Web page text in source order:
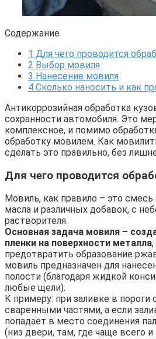
Содержание
1 Для чего проводится
2 Выбор мовиля
3 Нанесение мовиля
4 Сколько наносить и как
Антикоррозийная обработка
сохранности автомобиля. Это
комплексное, и помимо
обработку мовилем. Как
сделать это правильно, без
Для чего проводится
Мовиль, как правило – это
масла и различных добавок, с
растворителя.
Основная задача мовиля –
пленки на поверхности металла
предотвратить образование
мовиль предназначен для
полости (благодаря жидкой
любые щели).
К примеру: при заливке в
сваренными частями, а если
попадает в место соединения
(низ двери, там, где чаще всего и